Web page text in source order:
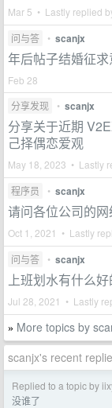
Mar 5 • Lastly replied
问与答 • scanjx
年后帖子结婚征
Feb 28
分享发现
• scanjx
分享关于近期
己择偶恋爱观
May 18, 2023 • Lastly
程序员 • scanjx
请问各位公司的
Oct 1, 2021 • Lastly
问与答 • scanjx
上班划水有什么
Jul 28, 2021 • Lastly
» More topics by
scanjx's recent
Replied to a topic by
没谁了